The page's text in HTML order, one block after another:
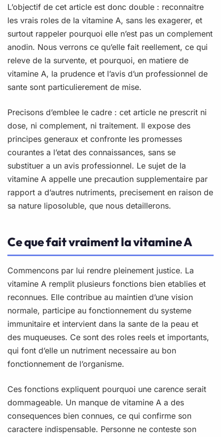
L’objectif de cet article est donc double : reconnaitre
les vrais roles de la vitamine A, sans les exagerer, et
surtout rappeler pourquoi elle n’est pas un complement
anodin. Nous verrons ce qu’elle fait reellement, ce qui
releve de la survente, et pourquoi, en matiere de
vitamine A, la prudence et l’avis d’un professionnel de
sante sont particulierement de mise.
Precisons d’emblee le cadre : cet article ne prescrit ni
dose, ni complement, ni traitement. Il expose des
principes generaux et confronte les promesses
courantes a l’etat des connaissances, sans se
substituer a un avis professionnel. Le sujet de la
vitamine A appelle une precaution supplementaire par
rapport a d’autres nutriments, precisement en raison de
sa nature liposoluble, que nous detaillerons.
Ce que fait vraiment la vitamine A
Commencons par lui rendre pleinement justice. La
vitamine A remplit plusieurs fonctions bien etablies et
reconnues. Elle contribue au maintien d’une vision
normale, participe au fonctionnement du systeme
immunitaire et intervient dans la sante de la peau et
des muqueuses. Ce sont des roles reels et importants,
qui font d’elle un nutriment necessaire au bon
fonctionnement de l’organisme.
Ces fonctions expliquent pourquoi une carence serait
dommageable. Un manque de vitamine A a des
consequences bien connues, ce qui confirme son
caractere indispensable. Personne ne conteste son